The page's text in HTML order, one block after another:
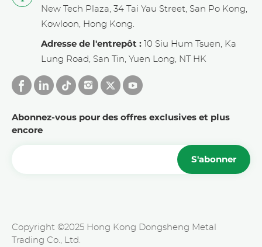
New Tech Plaza, 34 Tai Yau Street, San Po Kong,
Kowloon, Hong Kong.
Adresse de l'entrepôt : 10 Siu Hum Tsuen, Ka
Lung Road, San Tin, Yuen Long, NT HK
Abonnez-vous pour des offres exclusives et plus
encore
S'abonner
Copyright ©2025 Hong Kong Dongsheng Metal
Trading Co., Ltd.